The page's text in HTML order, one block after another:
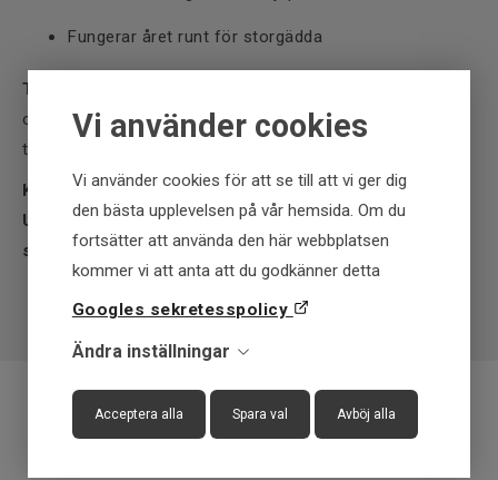
Vi använder cookies
Vi använder cookies för att se till att vi ger dig
den bästa upplevelsen på vår hemsida. Om du
fortsätter att använda den här webbplatsen
kommer vi att anta att du godkänner detta
Googles sekretesspolicy
Ändra inställningar
Acceptera alla Spara val Avböj alla
Fungerar året runt för storgädda
Tips:
och vår – de mörka tonerna och kraftiga vibrationerna lockar
till hugg även under tröga dagar.
Köp Pig Shad JR G5 20 cm / 50 g – Syltlaken hos
Upplevstore.se och upplev en färgkombination som
storgäddan inte kan motstå!
Fraktfritt över 699 kr